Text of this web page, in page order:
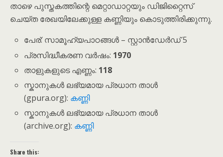
താഴെ പുസ്തകത്തിന്റെ മെറ്റാഡാറ്റയും ഡിജിറ്റൈസ്
ചെയ്ത രേഖയിലേക്കുള്ള കണ്ണിയും കൊടുത്തിരിക്കുന്നു.
പേര്: സാമൂഹ്യപാഠങ്ങൾ – സ്റ്റാൻഡേർഡ് 5
പ്രസിദ്ധീകരണ വർഷം: 1970
താളുകളുടെ എണ്ണം: 118
സ്കാനുകൾ ലഭ്യമായ പ്രധാന താൾ
(gpura.org): കണ്ണി
സ്കാനുകൾ ലഭ്യമായ പ്രധാന താൾ
(archive.org): കണ്ണി
Share this: